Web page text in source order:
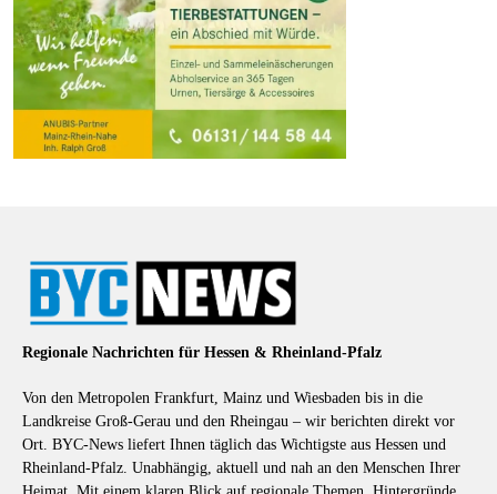
Regionale Nachrichten für Hessen & Rheinland-Pfalz
Von den Metropolen Frankfurt, Mainz und Wiesbaden bis in die
Landkreise Groß-Gerau und den Rheingau – wir berichten direkt vor
Ort. BYC-News liefert Ihnen täglich das Wichtigste aus Hessen und
Rheinland-Pfalz. Unabhängig, aktuell und nah an den Menschen Ihrer